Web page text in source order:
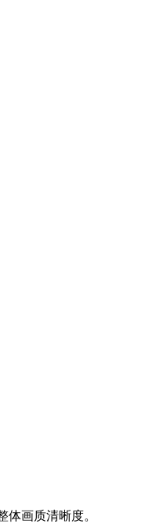
画质清晰度。